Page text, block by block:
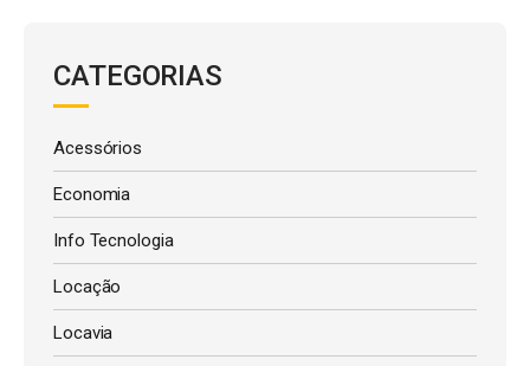
CATEGORIAS
Acessórios
Economia
Info Tecnologia
Locação
Locavia